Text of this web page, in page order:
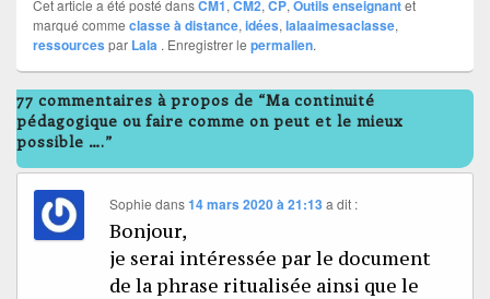
Cet article a été posté dansCM1, CM2, CP, Outils enseignantet
marqué comme classe à distance, idées, lalaaimesaclasse,
ressources par Lala . Enregistrer le permalien.
77 commentaires à propos de “Ma continuité
pédagogique ou faire comme on peut et le mieux
possible ….”
Sophie dans14 mars 2020 à 21:13 a dit :
Bonjour,
je serai intéressée par le document
de la phrase ritualisée ainsi que le